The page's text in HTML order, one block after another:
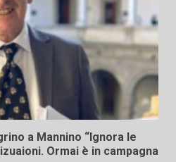
a Mannino “Ignora le
Ormai è in campagna